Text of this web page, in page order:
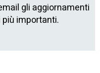
gli aggiornamenti
importanti.